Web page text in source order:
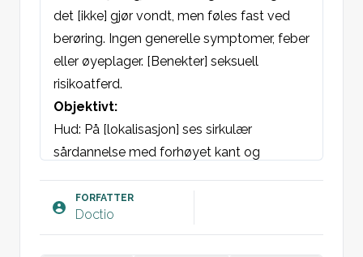
det [ikke] gjør vondt, men føles fast ved
berøring. Ingen generelle symptomer, feber
eller øyeplager. [Benekter] seksuell
risikoatferd.
Objektivt:
Hud: På [lokalisasjon] ses sirkulær
sårdannelse med forhøyet kant og
palpasjon av området er det infiltrert og
smertefritt.
FORFATTER
Doctio